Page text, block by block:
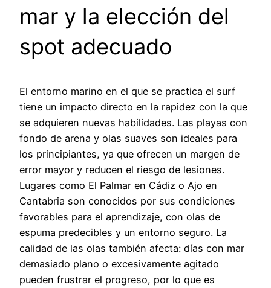
mar y la elección del
spot adecuado
El entorno marino en el que se practica el surf
tiene un impacto directo en la rapidez con la que
se adquieren nuevas habilidades. Las playas con
fondo de arena y olas suaves son ideales para
los principiantes, ya que ofrecen un margen de
error mayor y reducen el riesgo de lesiones.
Lugares como El Palmar en Cádiz o Ajo en
Cantabria son conocidos por sus condiciones
favorables para el aprendizaje, con olas de
espuma predecibles y un entorno seguro. La
calidad de las olas también afecta: días con mar
demasiado plano o excesivamente agitado
pueden frustrar el progreso, por lo que es